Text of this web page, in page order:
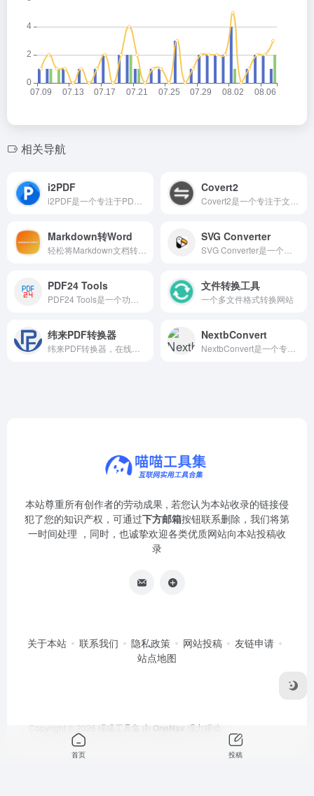
相关导航
i2PDF Covert2
Markdown转Word SVG Converter
PDF24 Tools 文件转换工具
一个多文件格式转换网站
纬来PDF转换器 NextbConvert
本站尊重所有创作者的劳动成果 , 若您认为本站收录的链接侵
犯了您的知识产权，可通过下方邮箱按钮联系删除，我们将第
一时间处理 ，同时，也诚挚欢迎各类优质网站向本站投稿收
录
关于本站 联系我们 隐私政策 网站投稿
友链申请
站点地图
Copyright © 2026 喵喵工具集 由 OneNav 强力驱动
首页 投稿